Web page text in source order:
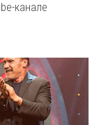
канале